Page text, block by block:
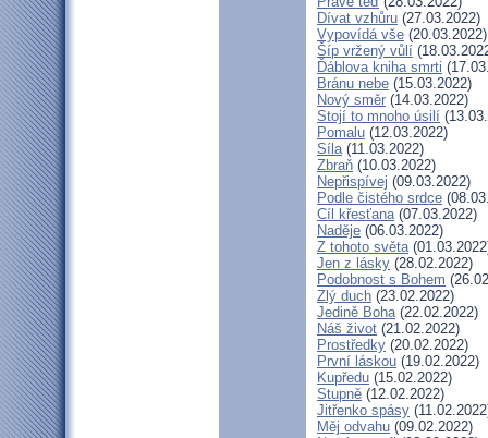
Dívat vzhůru (27.03.2022)
Vypovídá vše (20.03.2022)
Šíp vržený vůlí
Ďáblova kniha smrti
Bránu nebe (15.03.2022)
Nový směr (14.03.2022)
Stojí to mnoho úsilí
Pomalu (12.03.2022)
Síla(11.03.2022)
Zbraň (10.03.2022)
Nepřispívej (09.03.2022)
Podle čistého srdce
Cíl křesťana(07.03.2022)
Naděje (06.03.2022)
Z tohoto světa
Jen z lásky (28.02.2022)
Podobnost s Bohem
Zlý duch (23.02.2022)
Jedině Boha(22.02.2022)
Náš život (21.02.2022)
Prostředky (20.02.2022)
První láskou (19.02.2022)
Kupředu (15.02.2022)
Stupně (12.02.2022)
Jitřenko spásy
Měj odvahu (09.02.2022)